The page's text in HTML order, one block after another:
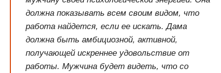
должна показывать всем своим видом, что
работа найдется, если ее искать. Дама
должна быть амбициозной, активной,
получающей искреннее удовольствие от
работы. Мужчина будет видеть, что со